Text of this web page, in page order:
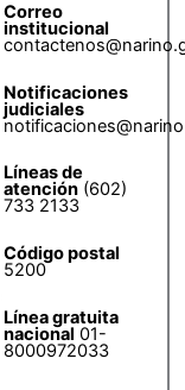
Correo
institucional
Notificaciones
judiciales
Líneas de
atención (602)
733 2133
Código postal
5200
Línea gratuita
nacional 01-
8000972033